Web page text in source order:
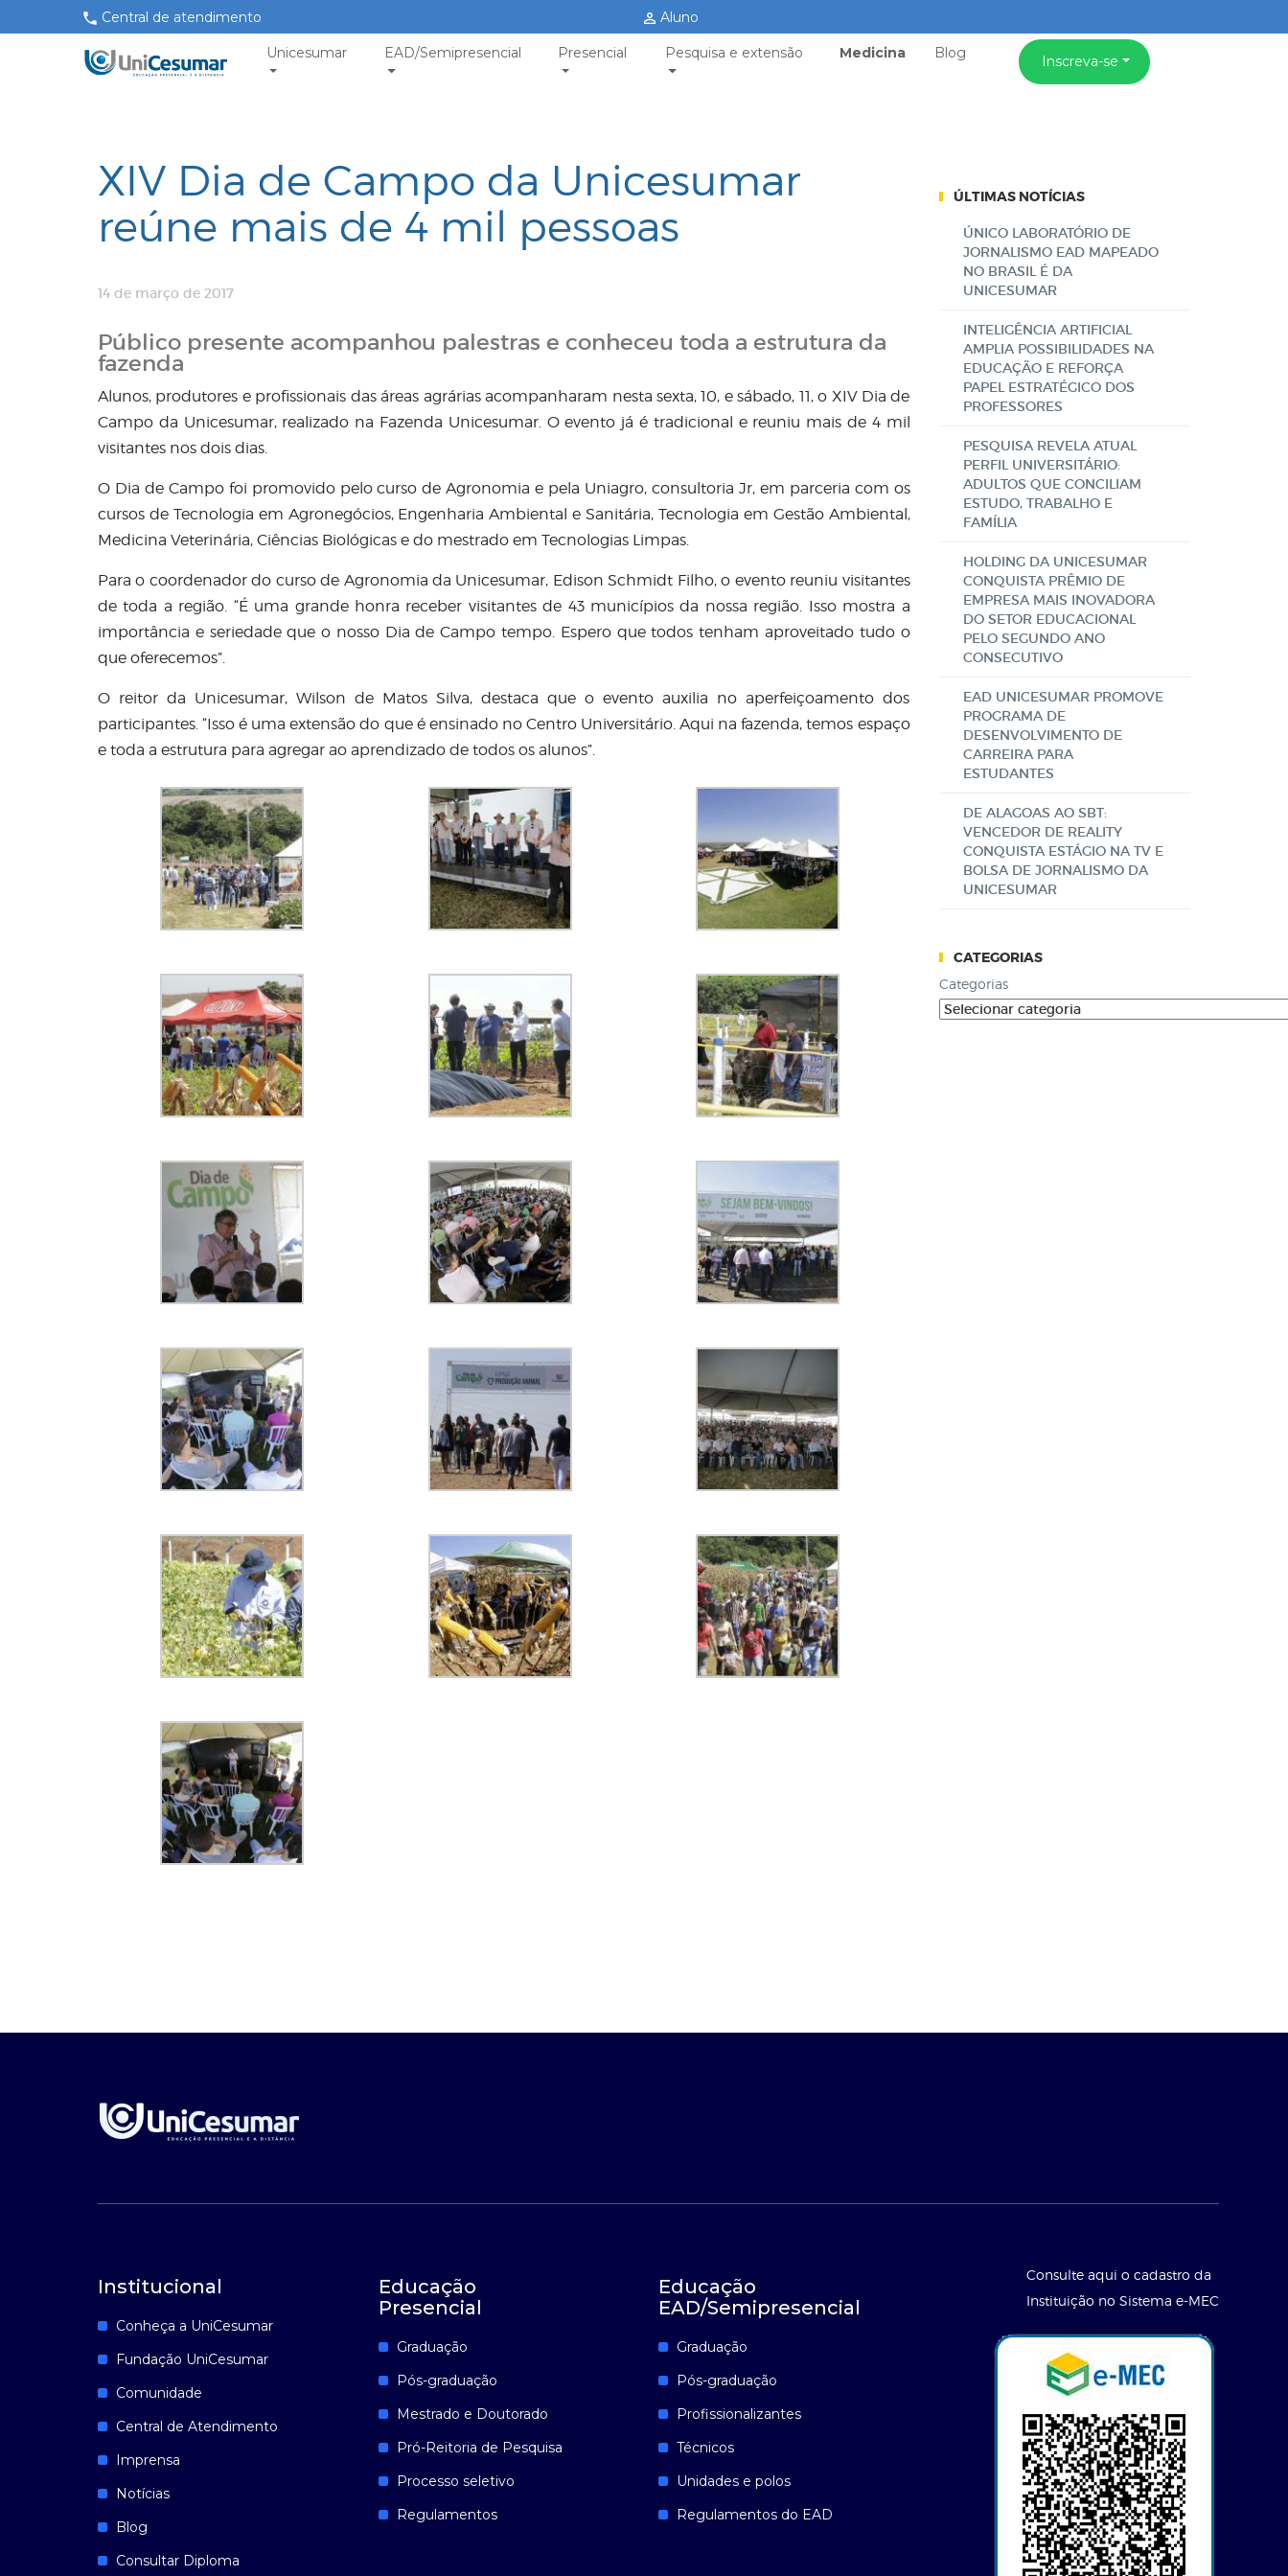
Central de atendimento Aluno
Unicesumar EAD/Semipresencial Presencial Pesquisa e extensão Medicina Blog Inscreva-se
XIV Dia de Campo da Unicesumar
reúne mais de 4 mil pessoas
14 de março de 2017
Público presente acompanhou palestras e conheceu toda a estrutura da
fazenda
Alunos, produtores e profissionais das áreas agrárias acompanharam nesta sexta, 10, e sábado, 11, o XIV Dia de
Campo da Unicesumar, realizado na Fazenda Unicesumar. O evento já é tradicional e reuniu mais de 4 mil
visitantes nos dois dias.
O Dia de Campo foi promovido pelo curso de Agronomia e pela Uniagro, consultoria Jr, em parceria com os
cursos de Tecnologia em Agronegócios, Engenharia Ambiental e Sanitária, Tecnologia em Gestão Ambiental,
Medicina Veterinária, Ciências Biológicas e do mestrado em Tecnologias Limpas.
Para o coordenador do curso de Agronomia da Unicesumar, Edison Schmidt Filho, o evento reuniu visitantes
de toda a região. “É uma grande honra receber visitantes de 43 municípios da nossa região. Isso mostra a
importância e seriedade que o nosso Dia de Campo tempo. Espero que todos tenham aproveitado tudo o
que oferecemos”.
O reitor da Unicesumar, Wilson de Matos Silva, destaca que o evento auxilia no aperfeiçoamento dos
participantes. “Isso é uma extensão do que é ensinado no Centro Universitário. Aqui na fazenda, temos espaço
e toda a estrutura para agregar ao aprendizado de todos os alunos”.
ÚLTIMAS NOTÍCIAS
ÚNICO LABORATÓRIO DE
JORNALISMO EAD MAPEADO
NO BRASIL É DA
UNICESUMAR
INTELIGÊNCIA ARTIFICIAL
AMPLIA POSSIBILIDADES NA
EDUCAÇÃO E REFORÇA
PAPEL ESTRATÉGICO DOS
PROFESSORES
PESQUISA REVELA ATUAL
PERFIL UNIVERSITÁRIO:
ADULTOS QUE CONCILIAM
ESTUDO, TRABALHO E
FAMÍLIA
HOLDING DA UNICESUMAR
CONQUISTA PRÊMIO DE
EMPRESA MAIS INOVADORA
DO SETOR EDUCACIONAL
PELO SEGUNDO ANO
CONSECUTIVO
EAD UNICESUMAR PROMOVE
PROGRAMA DE
DESENVOLVIMENTO DE
CARREIRA PARA
ESTUDANTES
DE ALAGOAS AO SBT:
VENCEDOR DE REALITY
CONQUISTA ESTÁGIO NA TV E
BOLSA DE JORNALISMO DA
UNICESUMAR
CATEGORIAS
Categorias
Institucional
Conheça a UniCesumar
Fundação UniCesumar
Comunidade
Central de Atendimento
Imprensa
Notícias
Blog
Consultar Diploma
Educação
Presencial
Graduação
Pós-graduação
Mestrado e Doutorado
Pró-Reitoria de Pesquisa
Processo seletivo
Regulamentos
Educação
EAD/Semipresencial
Graduação
Pós-graduação
Profissionalizantes
Técnicos
Unidades e polos
Regulamentos do EAD
Consulte aqui o cadastro da
Instituição no Sistema e-MEC